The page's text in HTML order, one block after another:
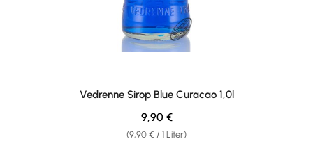
Vedrenne Sirop Blue Curacao 1,0l
(9,90 € / 1 Liter)
Regulärer Preis:
9,90 €